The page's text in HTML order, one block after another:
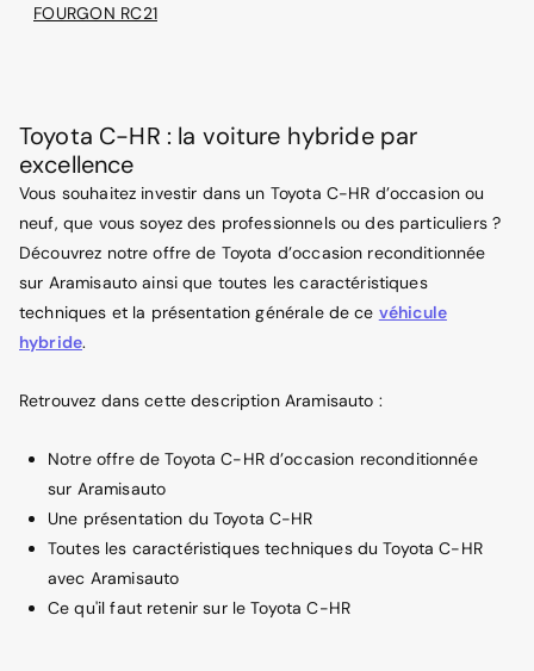
FOURGON RC21
Toyota C-HR : la voiture hybride par
excellence
Vous souhaitez investir dans un Toyota C-HR d’occasion ou
neuf, que vous soyez des professionnels ou des particuliers ?
Découvrez notre offre de Toyota d’occasion reconditionnée
sur Aramisauto ainsi que toutes les caractéristiques
techniques et la présentation générale de ce véhicule
hybride.
Retrouvez dans cette description Aramisauto :
Notre offre de Toyota C-HR d’occasion reconditionnée
sur Aramisauto
Une présentation du Toyota C-HR
Toutes les caractéristiques techniques du Toyota C-HR
avec Aramisauto
Ce qu'il faut retenir sur le Toyota C-HR